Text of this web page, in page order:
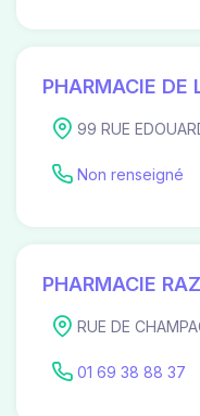
PHARMACIE DE
99 RUE
Non renseigné
PHARMACIE
RUE DE
01 69 38 88 37